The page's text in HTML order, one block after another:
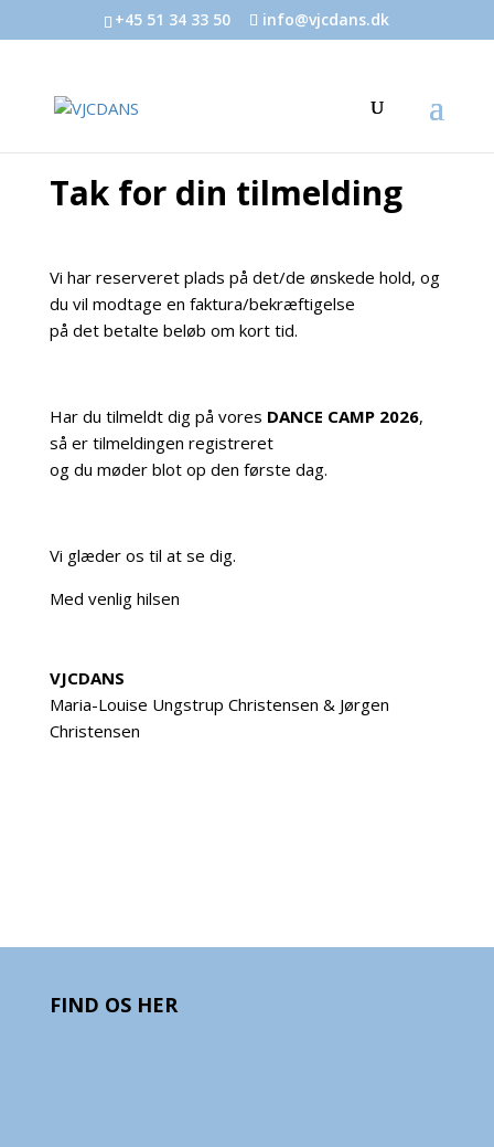
+45 51 34 33 50 info@vjcdans.dk
Tak for din tilmelding
Vi har reserveret plads på det/de ønskede hold, og
du vil modtage en faktura/bekræftigelse
på det betalte beløb om kort tid.
Har du tilmeldt dig på vores DANCE CAMP 2026,
så er tilmeldingen registreret
og du møder blot op den første dag.
Vi glæder os til at se dig.
Med venlig hilsen
VJCDANS
Maria-Louise Ungstrup Christensen & Jørgen
Christensen
FIND OS HER